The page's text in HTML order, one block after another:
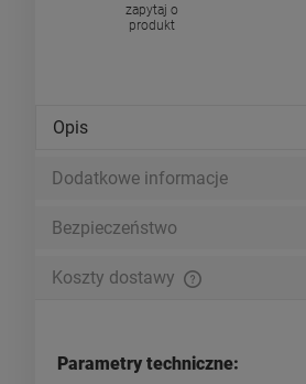
zapytaj o
produkt
Opis
Dodatkowe informacje
Bezpieczeństwo
Koszty dostawy
Parametry techniczne: